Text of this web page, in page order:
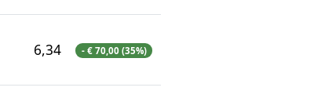
6,34 - € 70,00 (35%)